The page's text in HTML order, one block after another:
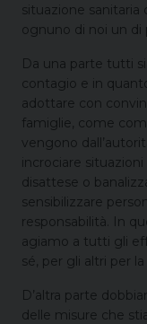
situazione sanitaria
ognuno di noi un di
Da una parte tutti
contagio e in
adottare con
famiglie, come
vengono
incrociare
disattese o
sensibilizzare
responsabilità. In
agiamo a tutti gli
sé, per gli altri per
D’altra parte
delle misure che